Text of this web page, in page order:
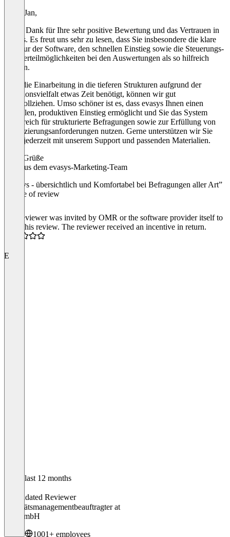
Hallo Jan,
vielen Dank für Ihre sehr positive Bewertung und das Vertrauen in
evasys. Es freut uns sehr zu lesen, dass Sie insbesondere die klare
Struktur der Software, den schnellen Einstieg sowie die Steuerungs-
und Verteilmöglichkeiten bei den Auswertungen als so hilfreich
erleben.
Dass die Einarbeitung in die tieferen Strukturen aufgrund der
Funktionsvielfalt etwas Zeit benötigt, können wir gut
nachvollziehen. Umso schöner ist es, dass evasys Ihnen einen
schnellen, produktiven Einstieg ermöglicht und Sie das System
erfolgreich für strukturierte Befragungen sowie zur Erfüllung von
Zertifizierungsanforderungen nutzen. Gerne unterstützen wir Sie
dabei jederzeit mit unserem Support und passenden Materialien.
Viele Grüße
Jana aus dem evasys-Marketing-Team
“evasys - übersichtlich und Komfortabel bei Befragungen aller Art”
Source of review
The reviewer was invited by OMR or the software provider itself to
write this review. The reviewer received an incentive in return.
E
In the last 12 months
Validated Reviewer
Qualitätsmanagementbeauftragterat
GLG mbH
1001+ employees